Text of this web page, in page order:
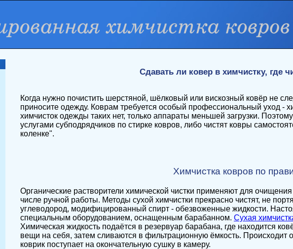
Сдавать ли ковер в химчистку, где
Когда нужно почистить шерстяной, шёлковый или вискозный ковёр не
приносите одежду. Коврам требуется особый профессиональный уход -
химчисток одежды таких нет, только аппараты меньшей загрузки.
услугами субподрядчиков по стирке ковров, либо чистят ковры
коленке".
Химчистка ковров по
Органические растворители химической чистки применяют для
числе ручной работы. Методы сухой химчистки прекрасно чистят, не
углеводород, модифицированный спирт - обезвоженные жидкости.
специальным оборудованием, оснащенным барабанном. Сухая
Химическая жидкость подаётся в резервуар барабана, где находится
вещи на себя, затем сливаются в фильтрационную ёмкость.
коврик поступает на окончательную сушку в камеру.